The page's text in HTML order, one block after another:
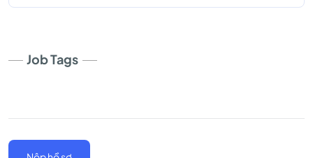
Job Tags